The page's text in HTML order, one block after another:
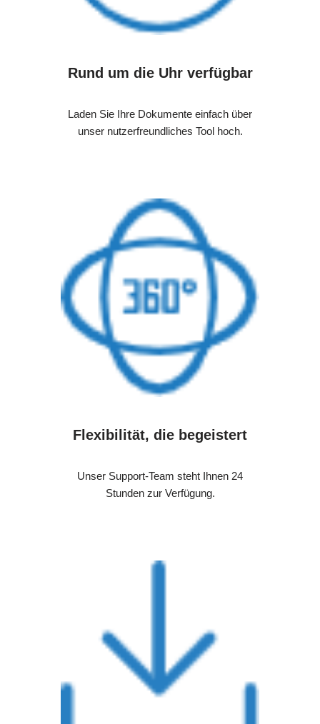
Rund um die Uhr verfügbar
Laden Sie Ihre Dokumente einfach über
unser nutzerfreundliches Tool hoch.
Flexibilität, die begeistert
Unser Support-Team steht Ihnen 24
Stunden zur Verfügung.